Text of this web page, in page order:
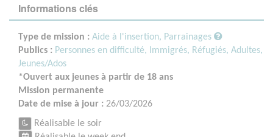
Informations clés
Type de mission : Aide à l'insertion, Parrainages
Publics : Personnes en difficulté, Immigrés, Réfugiés, Adultes,
Jeunes/Ados
*Ouvert aux jeunes à partir de 18 ans
Mission permanente
Date de mise à jour : 26/03/2026
Réalisable le soir